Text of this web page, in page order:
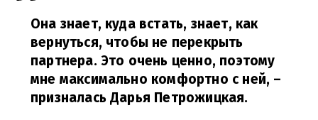
Она знает, куда встать, знает, как
вернуться, чтобы не перекрыть
партнера. Это очень ценно, поэтому
мне максимально комфортно с ней, –
призналась Дарья Петрожицкая.